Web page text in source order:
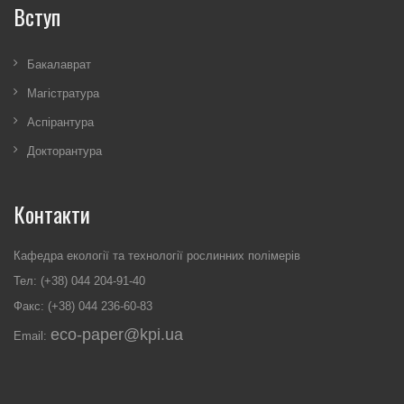
Вступ
Бакалаврат
Магістратура
Аспірантура
Докторантура
Контакти
Кафедра екології та технології рослинних полімерів
Тел: (+38) 044 204-91-40
Факс: (+38) 044 236-60-83
Email: eco-paper@kpi.ua